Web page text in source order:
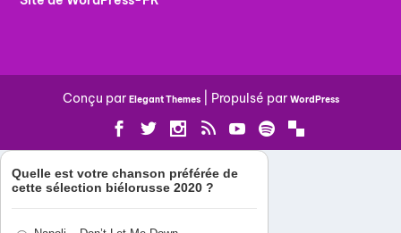
Conçu par Elegant Themes| Propulsé par WordPress
Quelle est votre chanson préférée de
cette sélection biélorusse 2020 ?